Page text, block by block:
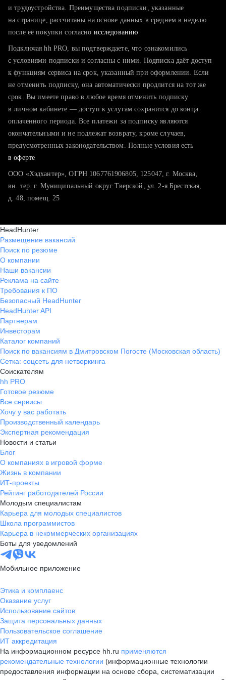
тратите много времени на поиск и вручную поднимаете
хотите сравнить себя с конкурентами и оценить шансы
и трудоустройства. Преимущества подписки, указанные
на странице, рассчитаны на основе данных в среднем в неделю
после её покупки согласно исследованию
Подключая hh PRO, вы подтверждаете, что ознакомились
с условиями подписки и согласны с ними. Подписка даёт доступ
к функциям сервиса на срок, указанный при оформлении. Если
не отменить подписку, она автоматически продлится на тот же
срок. Вы имеете право в любое время отменить подписку
в личном кабинете — доступ к услугам сохранится до конца
оплаченного периода. Все платежи за подписку являются
окончательными и не подлежат возврату, кроме случаев,
предусмотренных законодательством. Полные условия есть
в оферте
ООО «Хэдхантер», ОГРН 1067761906805, 125047, г. Москва,
вн. тер. г. Муниципальный округ Тверской, ул. 2-я Брестская,
д. 48, помещ. 25
HeadHunter
Размещение вакансий
Поиск по резюме
О компании
Наши вакансии
Реклама на сайте
Требования к ПО
Безопасный HeadHunter
HeadHunter API
Партнерам
Инвесторам
Каталог компаний
Поиск по вакансиям в Дмитровском Погосте (Московская область)
Сетка: соцсеть для нетворкинга
Соискателям
hh PRO
Готовое резюме
Все сервисы
Хочу у вас работать
Производственный календарь
Экспертная рекомендация
Новости и статьи
Блог
О компаниях в игровой форме
Жизнь в компании
ИТ-проекты
Рейтинг работодателей России
Молодым специалистам
Карьера для молодых специалистов
Школа программистов
Карьера в некоммерческих организациях
Боты для уведомлений
Мобильное приложение
Этика и комплаенс
Оказание услуг
Использование сайтов
Защита персональных данных
Пользовательское соглашение
ИТ аккредитация
На информационном ресурсе hh.ru применяются
рекомендательные технологии (информационные технологии
предоставления информации на основе сбора, систематизации